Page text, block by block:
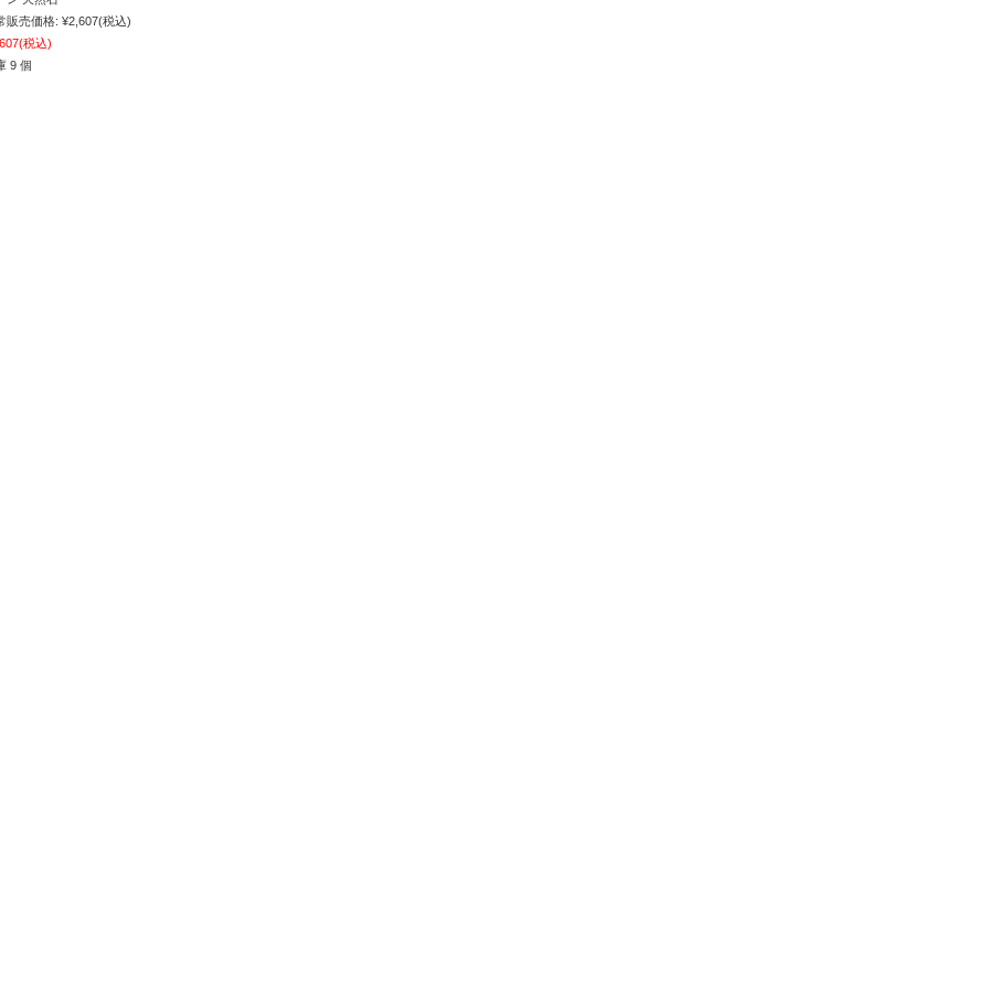
販売価格: ¥2,607(税込)
(税込)
9 個